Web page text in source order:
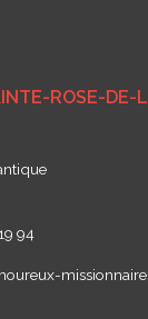
ROSE-DE-
94